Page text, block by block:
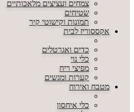
צמחים ועציצים מלאכותיים
שטיחים
תמונות וקישוטי קיר
אקססוריז לבית
כדים ואגרטלים
כלי נוי
מפיצי ריח
קערות ומגשים
מטבח ואירוח
כלי איחסון